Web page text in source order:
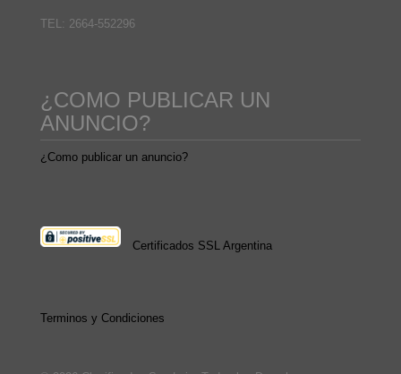
TEL: 2664-552296
¿COMO PUBLICAR UN
ANUNCIO?
¿Como publicar un anuncio?
Certificados SSL Argentina
Terminos y Condiciones